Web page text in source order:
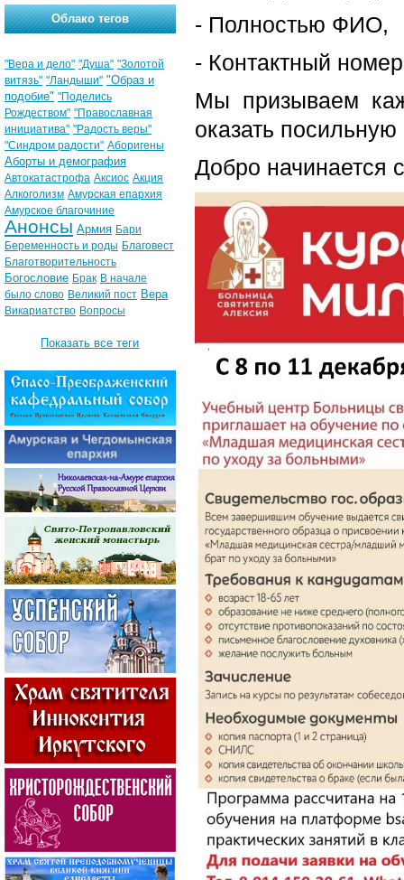
- Полностью ФИО,
- Контактный
Мы призываем
оказать
Добро начинается
Облако тегов
"Вера и дело" "Душа" "Золотой
витязь" "Ландыши" "Образ и
подобие" "Поделись
Рождеством" "Православная
инициатива" "Радость веры"
"Синдром радости" Аборигены
Аборты и демография
Автокатастрофа Аксиос Акция
Алкоголизм Амурская епархия
Амурское благочиние
Анонсы Армия Бари
Беременность и роды Благовест
Благотворительность
Богословие Брак В начале
было слово Великий пост Вера
Викариатство Вопросы
Показать все теги